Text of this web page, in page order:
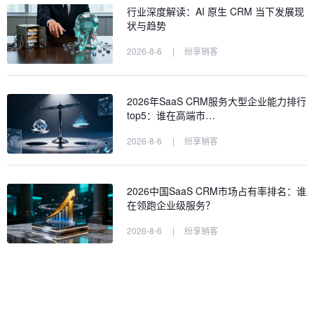
行业深度解读：AI 原生 CRM 当下发展现
状与趋势
2026-8-6 | 纷享销客
2026年SaaS CRM服务大型企业能力排行
top5：谁在高端市…
2026-8-6 | 纷享销客
2026中国SaaS CRM市场占有率排名：谁
在领跑企业级服务？
2026-8-6 | 纷享销客